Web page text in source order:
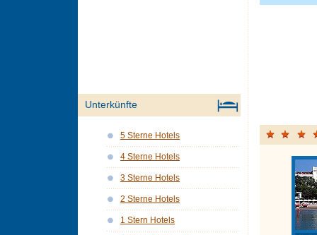
Unterkünfte
5 Sterne Hotels
4 Sterne Hotels
3 Sterne Hotels
2 Sterne Hotels
1 Stern Hotels